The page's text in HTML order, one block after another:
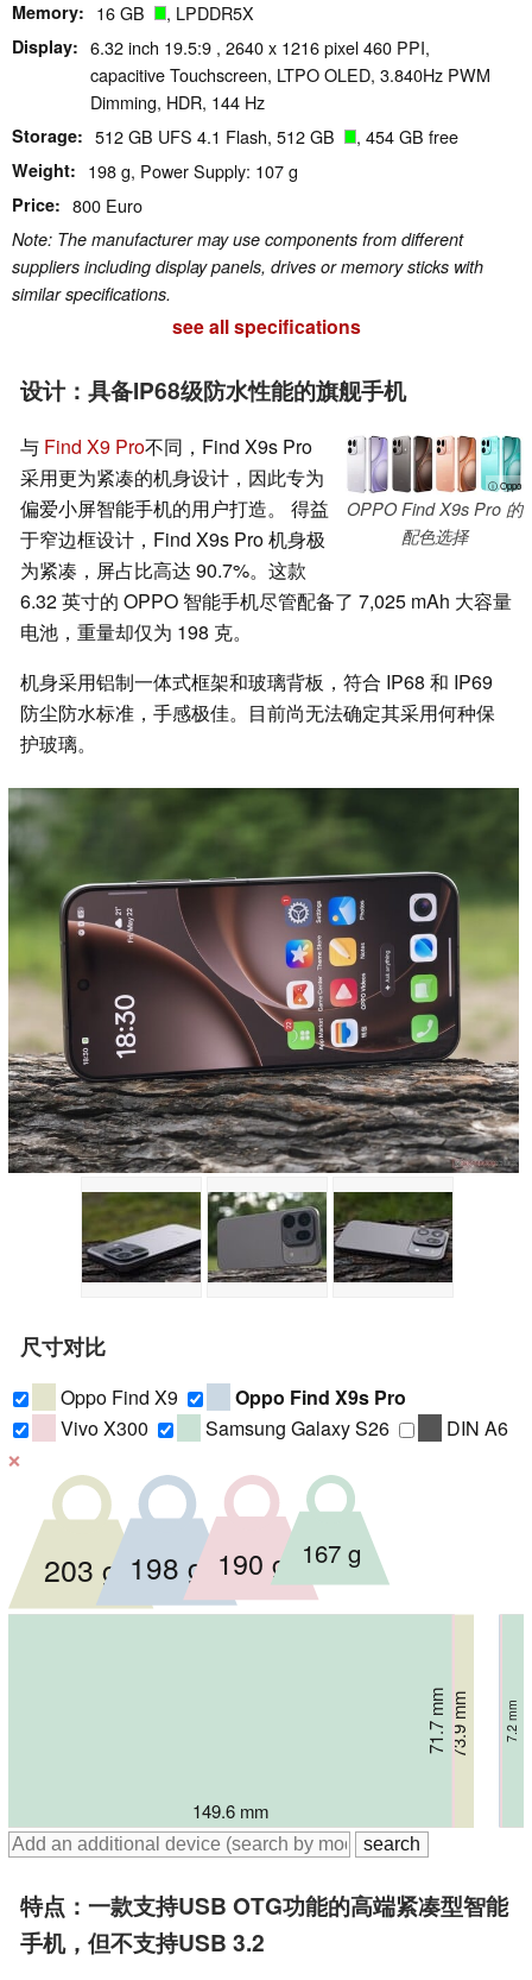
Memory 16 GB , LPDDR5X
Display
6.32 inch 19.5:9 , 2640 x 1216 pixel 460 PPI,
capacitive Touchscreen, LTPO OLED, 3.840Hz PWM
Dimming, HDR, 144 Hz
Storage 512 GB UFS 4.1 Flash, 512 GB , 454 GB free
Weight 198 g, Power Supply: 107 g
Price 800 Euro
Note: The manufacturer may use components from different
suppliers including display panels, drives or memory sticks with
similar specifications.
see all specifications
设计：具备IP68级防水性能的旗舰手机
ⓘ Oppo
OPPO Find X9s Pro 的
配色选择
与 Find X9 Pro不同，Find X9s Pro
采用更为紧凑的机身设计，因此专为
偏爱小屏智能手机的用户打造。 得益
于窄边框设计，Find X9s Pro 机身极
为紧凑，屏占比高达 90.7%。这款
6.32 英寸的 OPPO 智能手机尽管配备了 7,025 mAh 大容量
电池，重量却仅为 198 克。
机身采用铝制一体式框架和玻璃背板，符合 IP68 和 IP69
防尘防水标准，手感极佳。目前尚无法确定其采用何种保
护玻璃。
尺寸对比
Oppo Find X9
Oppo Find X9s Pro
Vivo X300
Samsung Galaxy S26 DIN A6
❌
157 mm
73.9 mm 8 mm
203 g
150.5 mm
71.7 mm 8.4 mm
198 g
150.57 mm
71.92 mm 7.95 mm
190 g
149.6 mm
71.7 mm 7.2 mm
167 g
特点：一款支持USB OTG功能的高端紧凑型智能
手机，但不支持USB 3.2